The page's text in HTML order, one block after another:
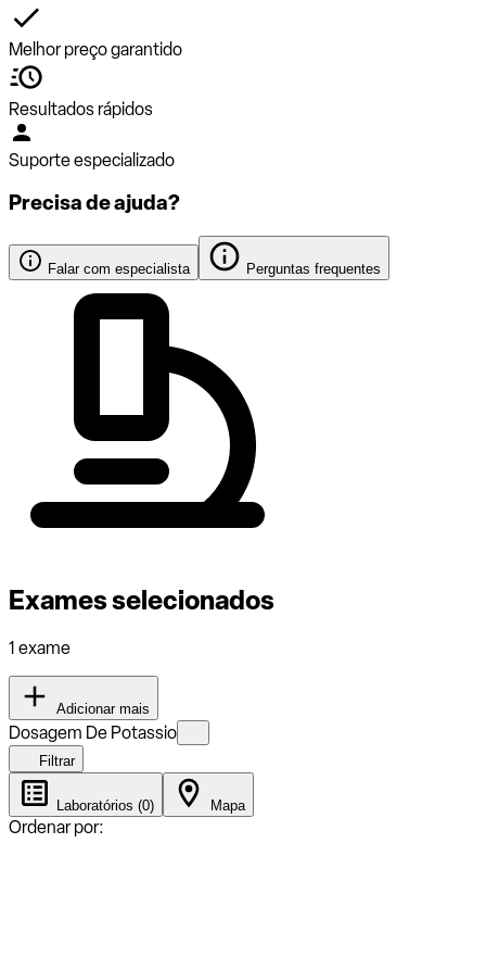
Melhor preço garantido
Resultados rápidos
Suporte especializado
Precisa de ajuda?
Falar com especialista Perguntas frequentes
Exames selecionados
1 exame
Adicionar mais
Dosagem De Potassio
Filtrar
Laboratórios (0) Mapa
Ordenar por: